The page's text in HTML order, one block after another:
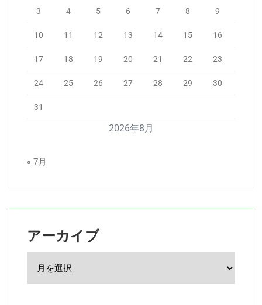
2026年8月
3 4 5 6 7 8 9
10 11 12 13 14 15 16
17 18 19 20 21 22 23
24 25 26 27 28 29 30
31
« 7月
アーカイブ